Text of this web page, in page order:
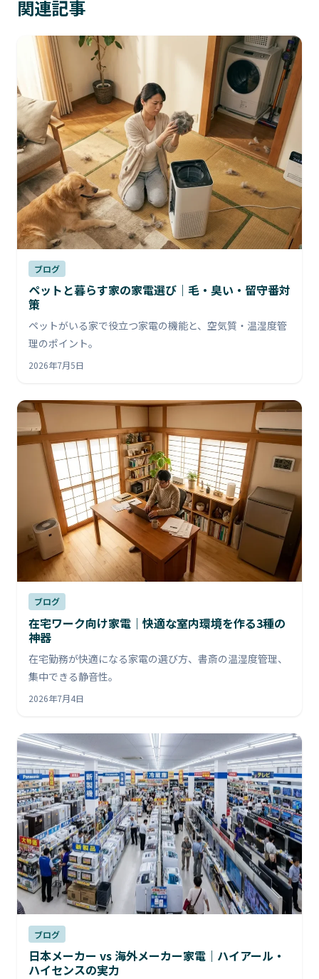
関連記事
ブログ
ペットと暮らす家の家電選び｜毛・臭い・留守番対
策
ペットがいる家で役立つ家電の機能と、空気質・温湿度管
理のポイント。
2026年7月5日
ブログ
在宅ワーク向け家電｜快適な室内環境を作る3種の
神器
在宅勤務が快適になる家電の選び方、書斎の温湿度管理、
集中できる静音性。
2026年7月4日
ブログ
日本メーカー vs 海外メーカー家電｜ハイアール・
ハイセンスの実力